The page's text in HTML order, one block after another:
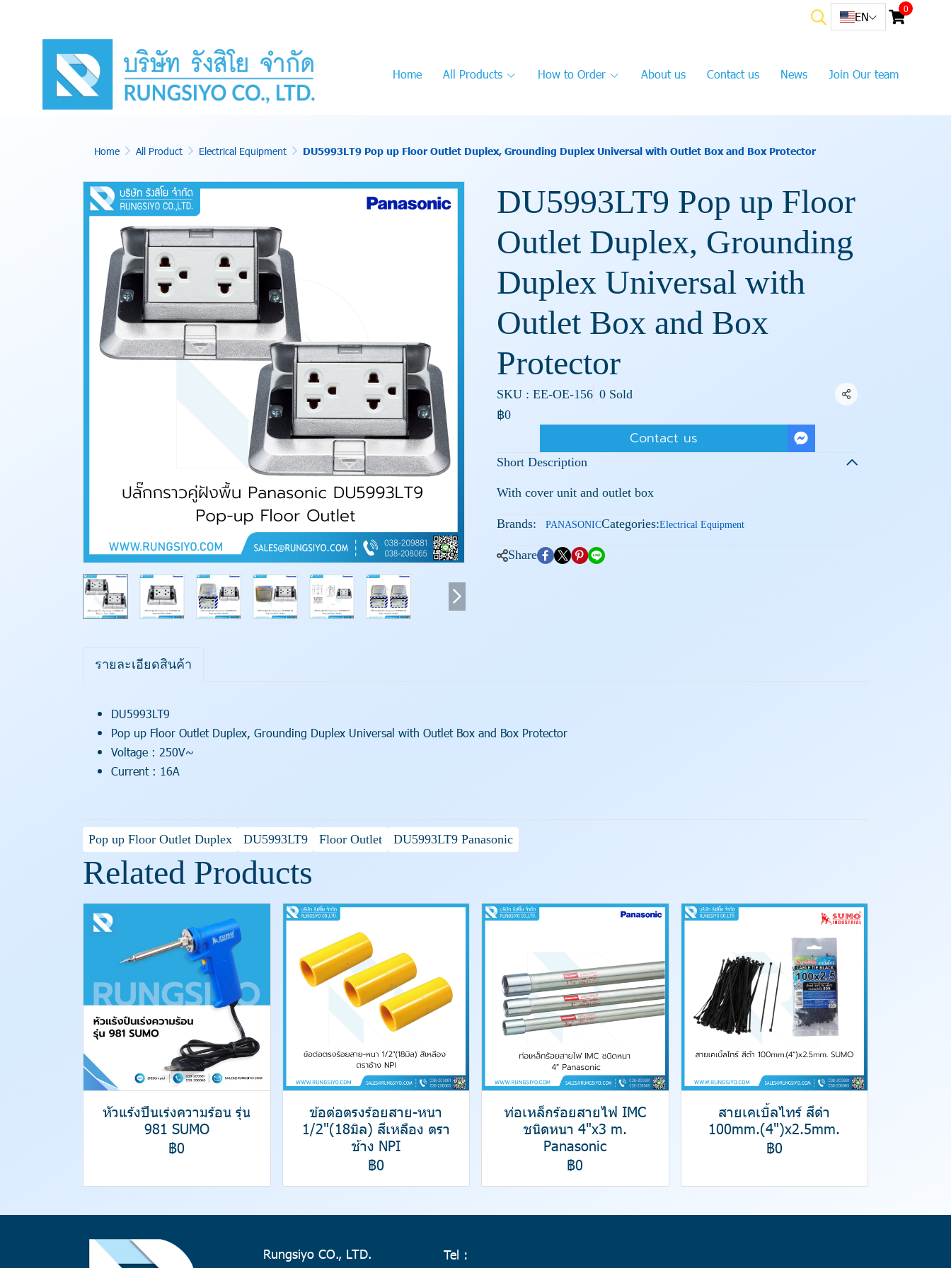
EN
0
Home All Products How to Order About us Contact us News Join Our team
Home All Product Electrical Equipment DU5993LT9 Pop up Floor Outlet Duplex, Grounding Duplex Universal with Outlet Box and Box Protector
DU5993LT9 Pop up Floor
Outlet Duplex, Grounding
Duplex Universal with
Outlet Box and Box
Protector
SKU : EE-OE-156 0 Sold Share
฿0
Contact us
Short Description
With cover unit and outlet box
Brands: PANASONICCategories:Electrical Equipment
Share
รายละเอียดสินค้า
DU5993LT9
Pop up Floor Outlet Duplex, Grounding Duplex Universal with Outlet Box and Box Protector
Voltage : 250V~
Current : 16A
Pop up Floor Outlet Duplex DU5993LT9 Floor Outlet DU5993LT9 Panasonic
Related Products
หัวแร้งปืนเร่งความร้อน รุ่น
981 SUMO
฿0
ข้อต่อตรงร้อยสาย-หนา
1/2"(18มิล) สีเหลือง ตรา
ช้าง NPI
฿0
ท่อเหล็กร้อยสายไฟ IMC
ชนิดหนา 4"x3 m.
Panasonic
฿0
สายเคเบิ้ลไทร์ สีดำ
100mm.(4")x2.5mm.
฿0
Rungsiyo CO., LTD. Tel :